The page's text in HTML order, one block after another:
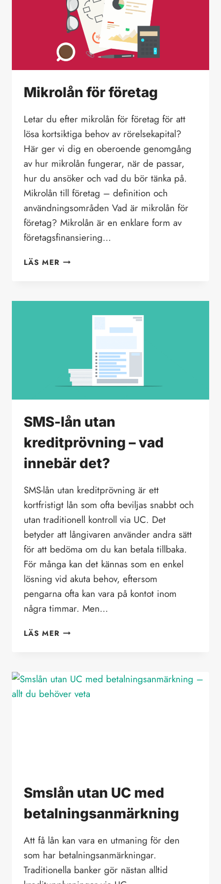
Mikrolån för företag
Letar du efter mikrolån för företag för att
lösa kortsiktiga behov av rörelsekapital?
Här ger vi dig en oberoende genomgång
av hur mikrolån fungerar, när de passar,
hur du ansöker och vad du bör tänka på.
Mikrolån till företag – definition och
användningsområden Vad är mikrolån för
företag? Mikrolån är en enklare form av
företagsfinansiering…
LÄS MER MIKROLÅN
SMS-lån utan
kreditprövning – vad
innebär det?
SMS-lån utan kreditprövning är ett
kortfristigt lån som ofta beviljas snabbt och
utan traditionell kontroll via UC. Det
betyder att långivaren använder andra sätt
för att bedöma om du kan betala tillbaka.
För många kan det kännas som en enkel
lösning vid akuta behov, eftersom
pengarna ofta kan vara på kontot inom
några timmar. Men…
LÄS MER SMS-
–
VAD
Smslån utan UC med
betalningsanmärkning
Att få lån kan vara en utmaning för den
som har betalningsanmärkningar.
Traditionella banker gör nästan alltid